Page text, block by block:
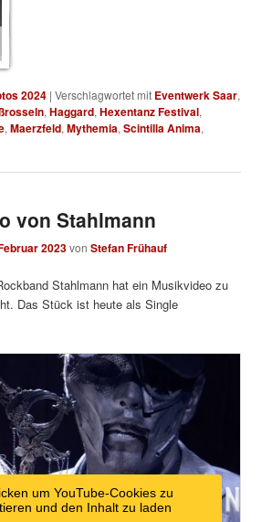
2024 |Verschlagwortet mit Eventwerk Saar,
,Haggard,Hexentanz Festival,
,Maerzfeld,Mythemia,Scintilla Anima,
von Stahlmann
2023vonStefan Frühauf
Stahlmann hat ein Musikvideo zu
Das Stück ist heute als Single
um YouTube-Cookies zu
und den Inhalt zu laden